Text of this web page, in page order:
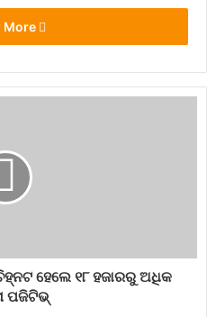
ପରେ ଗୋଟିଏ ଘୂର୍ଣ୍ଣିବଳୟ
ନାହିଁ ନଥିବା ଅସୁବିଧା ଭୋଗୁଛନ୍ତି
news
More
ହେଲେ ୧୮ ହଜାରରୁ ଅଧିକ
ପଜିଟିଭ୍